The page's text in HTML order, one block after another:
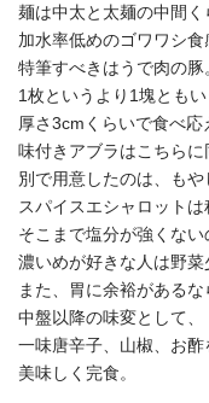
麺は中太と太麺の中間く
加水率低めのゴワワシ食
特筆すべきはうで肉の豚
1枚というより1塊ともい
厚さ3cmくらいで食べ応
味付きアブラはこちらに
別で用意したのは、もや
スパイスエシャロットは
そこまで塩分が強くない
濃いめが好きな人は野菜
また、胃に余裕があるな
中盤以降の味変として、
一味唐辛子、山椒、お酢
美味しく完食。